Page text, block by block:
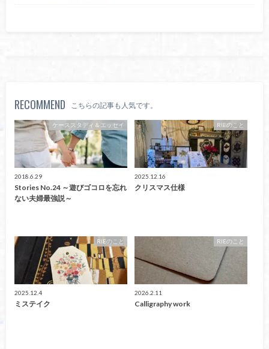
RECOMMEND こちらの記事も人気です。
ケーススタディ＆エッセイ
2018.6.29
Stories No.24 ～遊びゴコロを忘れ
ない夫婦最強説～
RIEのこと
2025.12.16
クリスマス仕様
RIEのこと
2025.12.4
ミステイク
RIEのこと
2026.2.11
Calligraphy work